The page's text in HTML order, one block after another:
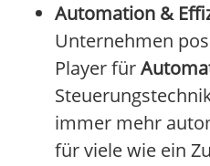
Automation &
Unternehmen
Player für
immer mehr
für viele wie ein